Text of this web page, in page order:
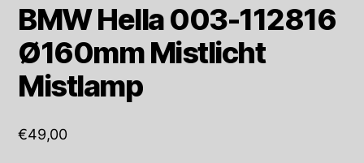
BMW Hella 003-112816
Ø160mm Mistlicht
Mistlamp
€49,00